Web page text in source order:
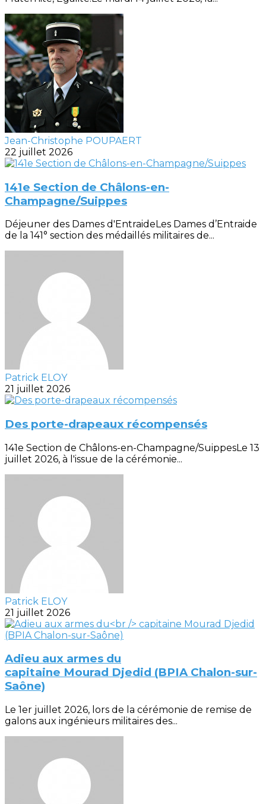
Jean-Christophe POUPAERT
22 juillet 2026
141e Section de Châlons-en-
Champagne/Suippes
Déjeuner des Dames d'EntraideLes Dames d’Entraide
de la 141° section des médaillés militaires de...
Patrick ELOY
21 juillet 2026
Des porte-drapeaux récompensés
141e Section de Châlons-en-Champagne/SuippesLe 13
juillet 2026, à l'issue de la cérémonie...
Patrick ELOY
21 juillet 2026
Adieu aux armes du
capitaine Mourad Djedid (BPIA Chalon-sur-
Saône)
Le 1er juillet 2026, lors de la cérémonie de remise de
galons aux ingénieurs militaires des...